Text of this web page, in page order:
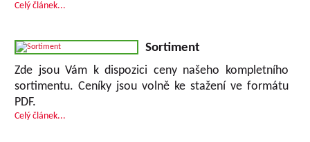
Celý článek...
Sortiment
Zde jsou Vám k dispozici ceny našeho kompletního
sortimentu. Ceníky jsou volně ke stažení ve formátu
PDF.
Celý článek...